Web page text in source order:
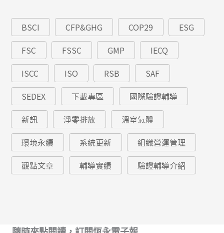
BSCI CFP&GHG COP29
ESG
FSC
FSSC GMP
IECQ
ISCC
ISO RSB
SAF
SEDEX
下載專區
國際驗證輔導
新訊
淨零排放
溫室氣體
環境永續
系統更新
組織營運管理
觀點文章
輔導實績 驗證輔導介紹